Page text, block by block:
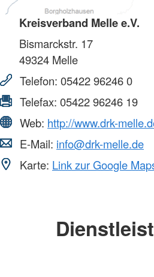
Kreisverband Melle e.V.
Bismarckstr. 17
49324 Melle
Telefon: 05422 96246 0
Telefax: 05422 96246 19
Web: http://www.drk-
E-Mail: info@drk-melle.de
Karte: Link zur Google